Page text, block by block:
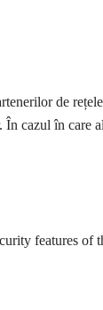
de
cazul în care
features of